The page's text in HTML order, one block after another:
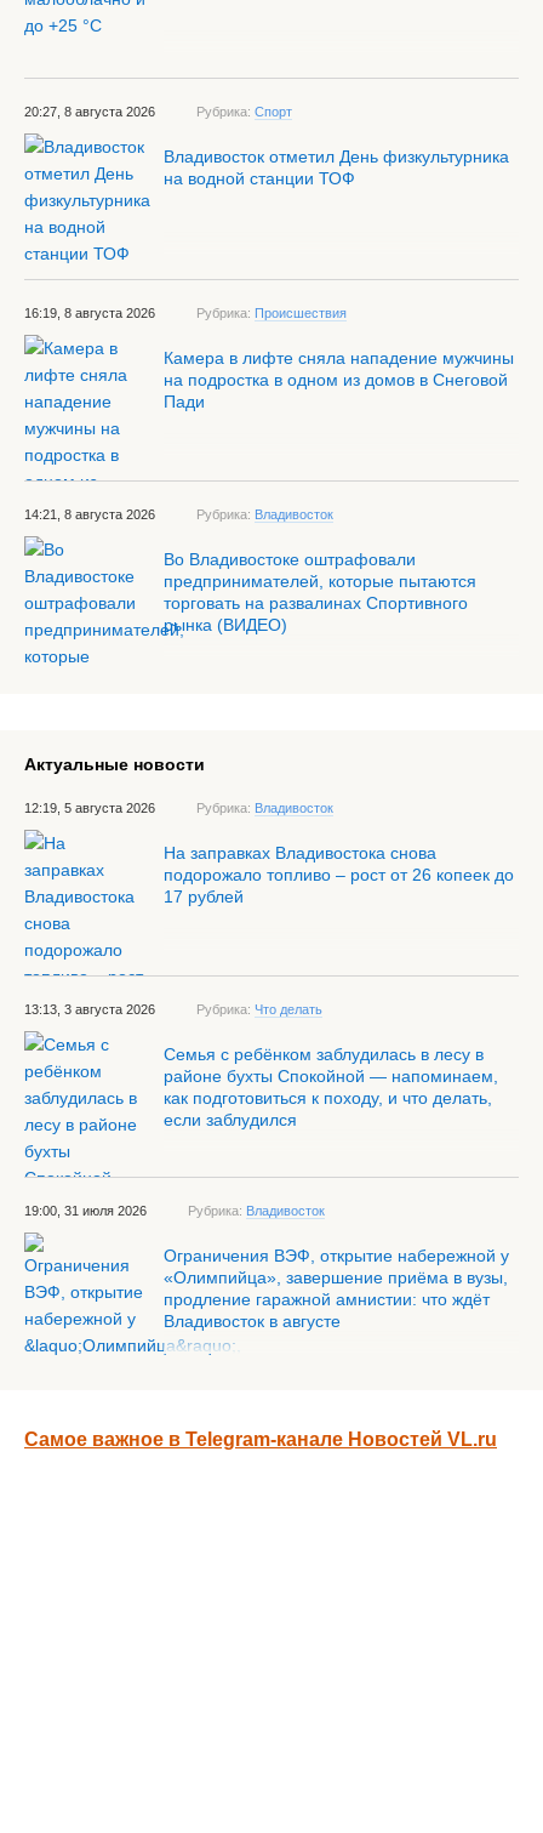
20:27, 8 августа 2026 Рубрика: Спорт
Владивосток отметил День физкультурника
на водной станции ТОФ
16:19, 8 августа 2026 Рубрика: Происшествия
Камера в лифте сняла нападение мужчины
на подростка в одном из домов в Снеговой
Пади
14:21, 8 августа 2026 Рубрика: Владивосток
Во Владивостоке оштрафовали
предпринимателей, которые пытаются
торговать на развалинах Спортивного
рынка (ВИДЕО)
Актуальные новости
12:19, 5 августа 2026 Рубрика: Владивосток
На заправках Владивостока снова
подорожало топливо – рост от 26 копеек до
17 рублей
13:13, 3 августа 2026 Рубрика: Что делать
Семья с ребёнком заблудилась в лесу в
районе бухты Спокойной — напоминаем,
как подготовиться к походу, и что делать,
если заблудился
19:00, 31 июля 2026 Рубрика: Владивосток
Ограничения ВЭФ, открытие набережной у
«Олимпийца», завершение приёма в вузы,
продление гаражной амнистии: что ждёт
Владивосток в августе
Самое важное в Telegram-канале Новостей VL.ru